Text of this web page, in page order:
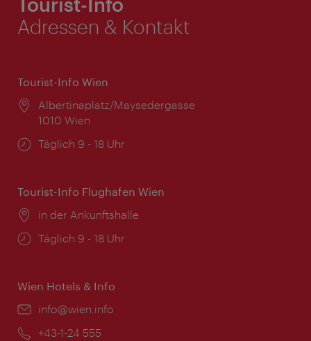
Adressen & Kontakt
Tourist-Info Wien
Ort:
Albertinaplatz/Maysedergasse
1010 Wien
Öffnungszeiten:
Täglich 9 - 18 Uhr
Tourist-Info Flughafen Wien
Ort:
in der Ankunftshalle
Öffnungszeiten:
Täglich 9 - 18 Uhr
Wien Hotels & Info
Email:
info@wien.info
Telefon:
+43-1-24 555